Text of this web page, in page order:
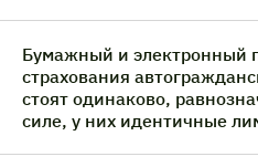
Бумажный и электронный
страхования
стоят одинаково,
силе, у них идентичные